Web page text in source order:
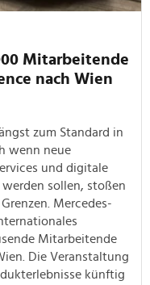
Mitarbeitende
nach Wien
zum Standard in
wenn neue
und digitale
sollen, stoßen
Mercedes-
Mitarbeitende
Die Veranstaltung
künftig